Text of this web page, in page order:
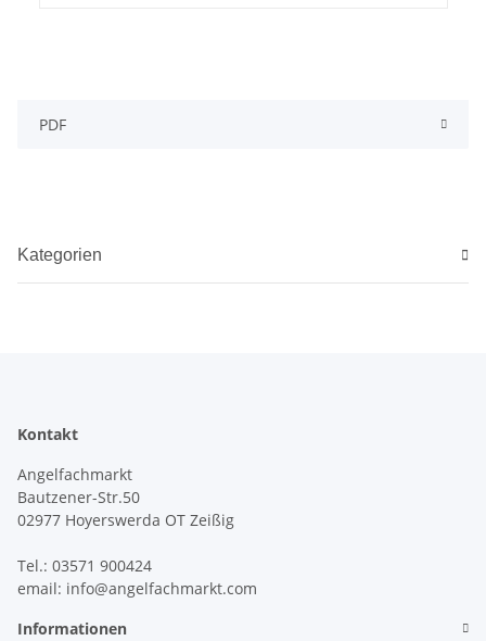
PDF
Kategorien
Kontakt
Angelfachmarkt
Bautzener-Str.50
02977 Hoyerswerda OT Zeißig
Tel.: 03571 900424
email: info@angelfachmarkt.com
Informationen